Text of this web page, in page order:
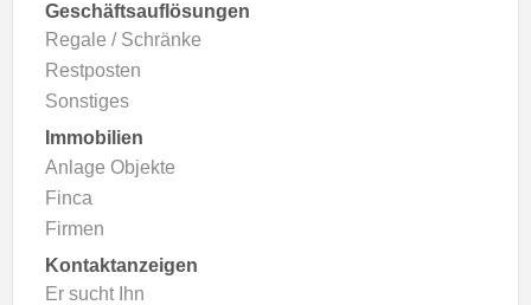
Geschäftsauflösungen
Regale / Schränke
Restposten
Sonstiges
Immobilien
Anlage Objekte
Finca
Firmen
Kontaktanzeigen
Er sucht Ihn